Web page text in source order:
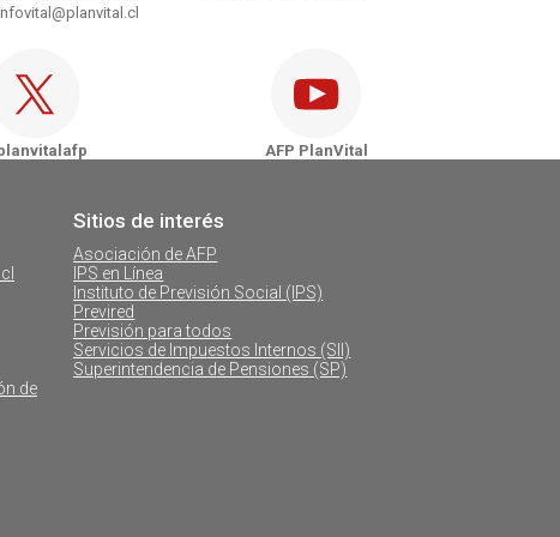
PlanVital - Puerto Natales
PlanVital - Punta Arenas
AFP PlanVital
de
Sitios de interés
Asociación de AFP
IPS en Línea
Instituto de Previsión Social (IPS)
Previred
Previsión para todos
Servicios de Impuestos Internos (SII)
Superintendencia de Pensiones (SP)